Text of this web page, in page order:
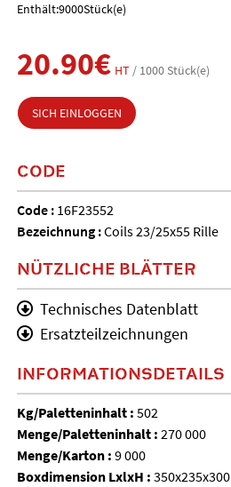
Enthält:9000Stück(e)
20.90€ HT / 1000 Stück(e)
SICH EINLOGGEN
CODE
Code : 16F23552
Bezeichnung :Coils 23/25x55 Rille
NÜTZLICHE BLÄTTER
Technisches Datenblatt
Ersatzteilzeichnungen
INFORMATIONSDETAILS
Kg/Paletteninhalt : 502
Menge/Paletteninhalt : 270 000
Menge/Karton : 9 000
Boxdimension LxlxH : 350x235x300